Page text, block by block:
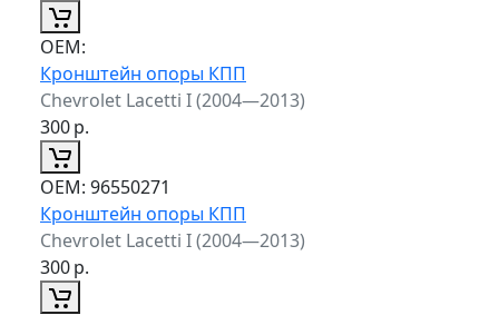
ОЕМ:
Кронштейн опоры КПП
Chevrolet Lacetti I (2004—2013)
300р.
ОЕМ: 96550271
Кронштейн опоры КПП
Chevrolet Lacetti I (2004—2013)
300р.